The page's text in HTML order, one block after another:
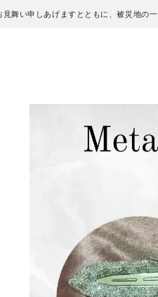
舞い申しあげますとともに、被災地の